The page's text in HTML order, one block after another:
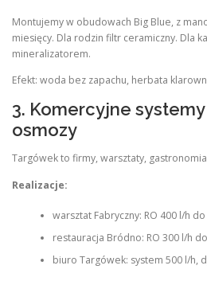
Montujemy w obudowach Big Blue, z
miesięcy. Dla rodzin filtr ceramiczny. Dla
mineralizatorem.
Efekt: woda bez zapachu, herbata
3. Komercyjne
osmozy
Targówek to firmy, warsztaty,
Realizacje:
warsztat Fabryczny: RO 400 l/h
restauracja Bródno: RO 300 l/h
biuro Targówek: system 500 l/h,